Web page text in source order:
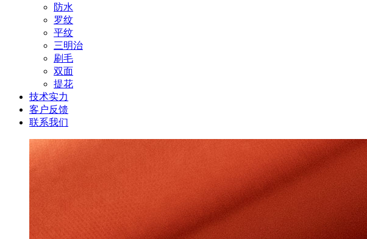
防水
罗纹
平纹
三明治
刷毛
双面
提花
技术实力
客户反馈
联系我们